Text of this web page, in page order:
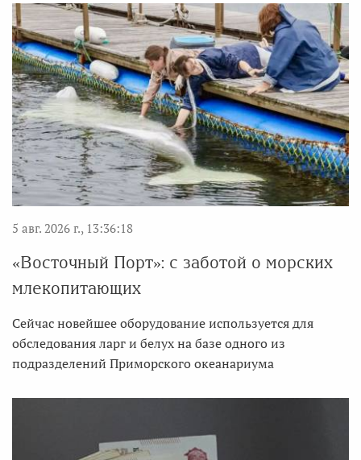
5 авг. 2026 г., 13:36:18
«Восточный Порт»: с заботой о морских
млекопитающих
Сейчас новейшее оборудование используется для
обследования ларг и белух на базе одного из
подразделений Приморского океанариума